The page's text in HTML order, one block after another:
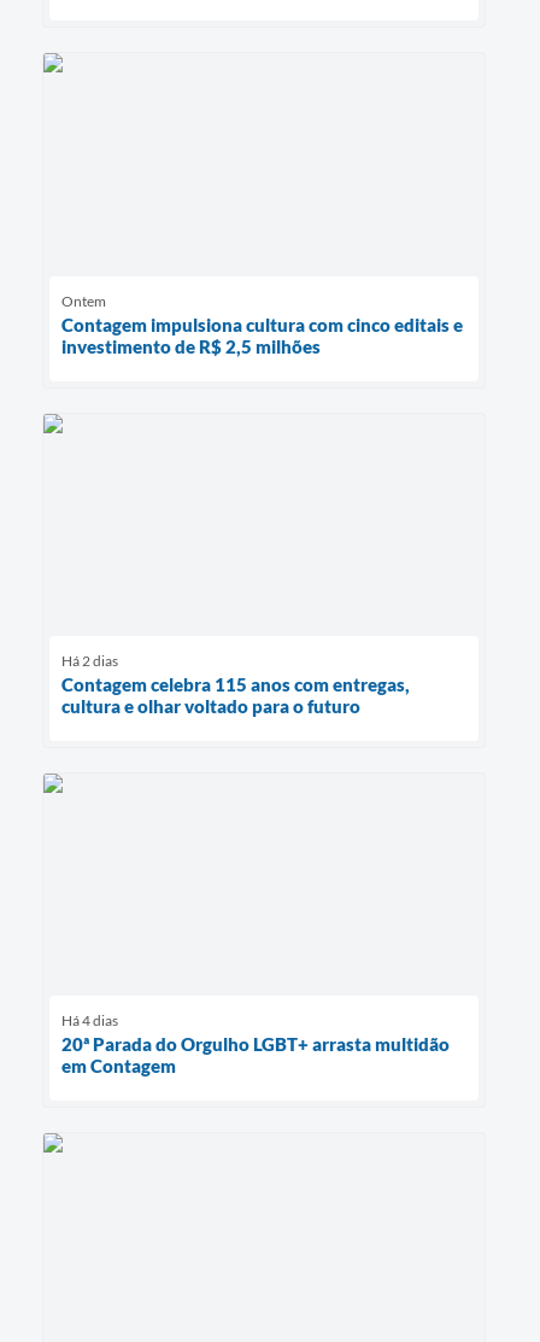
Ontem
Contagem impulsiona cultura com cinco editais e
investimento de R$ 2,5 milhões
Há 2 dias
Contagem celebra 115 anos com entregas,
cultura e olhar voltado para o futuro
Há 4 dias
20ª Parada do Orgulho LGBT+ arrasta multidão
em Contagem